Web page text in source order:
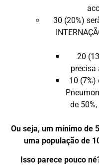
30 (20%)
20
precisa
10 (7%)
de
Ou seja, um mínimo de
uma população de
Isso parece pouco